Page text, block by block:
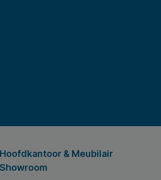
Hoofdkantoor & Meubilair
Showroom